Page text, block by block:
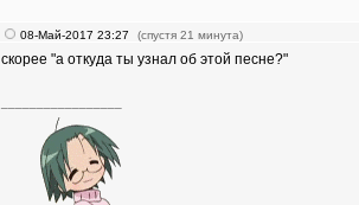
08-Май-2017 23:27 (спустя 21 минута)
скорее "а откуда ты узнал об этой песне?"